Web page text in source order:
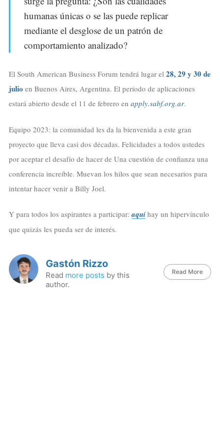
humanas únicas o se las puede replicar
mediante el desglose de un patrón de
comportamiento analizado?
El South American Business Forum tendrá lugar el 28, 29 y 30 de
julio en Buenos Aires, Argentina. El período de aplicaciones
estará abierto desde el 11 de febrero en apply.sabf.org.ar.
Equipo 2023: la comunidad les da la bienvenida a este gran
proyecto que lleva casi dos décadas. Felicidades a todos ustedes
por aceptar el desafío de hacer de Una cuestión de confianza una
conferencia increíble. Muevan los hilos que sean necesarios para
intentar hacer venir a Billy Joel.
Y para todos los aspirantes a participar:aquíhay un hipervínculo
que quizás les pueda ser de interés.
Gastón Rizzo
Read more posts by this
author.
Read More